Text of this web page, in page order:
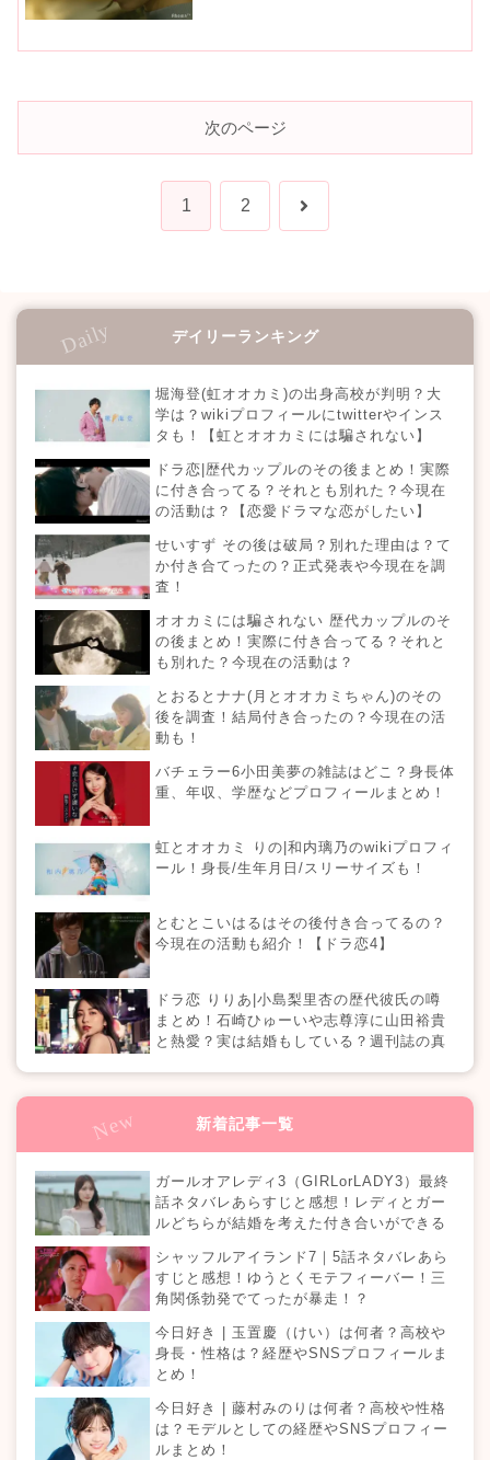
次のページ
1 2 次
デイリーランキング
堀海登(虹オオカミ)の出身高校が判明？大
学は？wikiプロフィールにtwitterやインス
タも！【虹とオオカミには騙されない】
ドラ恋|歴代カップルのその後まとめ！実際
に付き合ってる？それとも別れた？今現在
の活動は？【恋愛ドラマな恋がしたい】
せいすず その後は破局？別れた理由は？て
か付き合てったの？正式発表や今現在を調
査！
オオカミには騙されない 歴代カップルのそ
の後まとめ！実際に付き合ってる？それと
も別れた？今現在の活動は？
とおるとナナ(月とオオカミちゃん)のその
後を調査！結局付き合ったの？今現在の活
動も！
バチェラー6小田美夢の雑誌はどこ？身長体
重、年収、学歴などプロフィールまとめ！
虹とオオカミ りの|和内璃乃のwikiプロフィ
ール！身長/生年月日/スリーサイズも！
とむとこいはるはその後付き合ってるの？
今現在の活動も紹介！【ドラ恋4】
ドラ恋 りりあ|小島梨里杏の歴代彼氏の噂
まとめ！石崎ひゅーいや志尊淳に山田裕貴
と熱愛？実は結婚もしている？週刊誌の真
新着記事一覧
ガールオアレディ3（GIRLorLADY3）最終
話ネタバレあらすじと感想！レディとガー
ルどちらが結婚を考えた付き合いができる
シャッフルアイランド7｜5話ネタバレあら
すじと感想！ゆうとくモテフィーバー！三
角関係勃発でてったが暴走！？
今日好き | 玉置慶（けい）は何者？高校や
身長・性格は？経歴やSNSプロフィールま
とめ！
今日好き | 藤村みのりは何者？高校や性格
は？モデルとしての経歴やSNSプロフィー
ルまとめ！